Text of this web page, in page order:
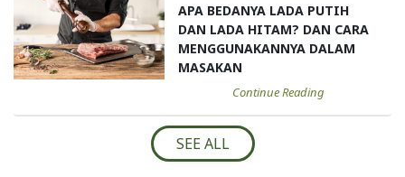
APA BEDANYA LADA PUTIH
DAN LADA HITAM? DAN CARA
MENGGUNAKANNYA DALAM
MASAKAN
Continue Reading
SEE ALL